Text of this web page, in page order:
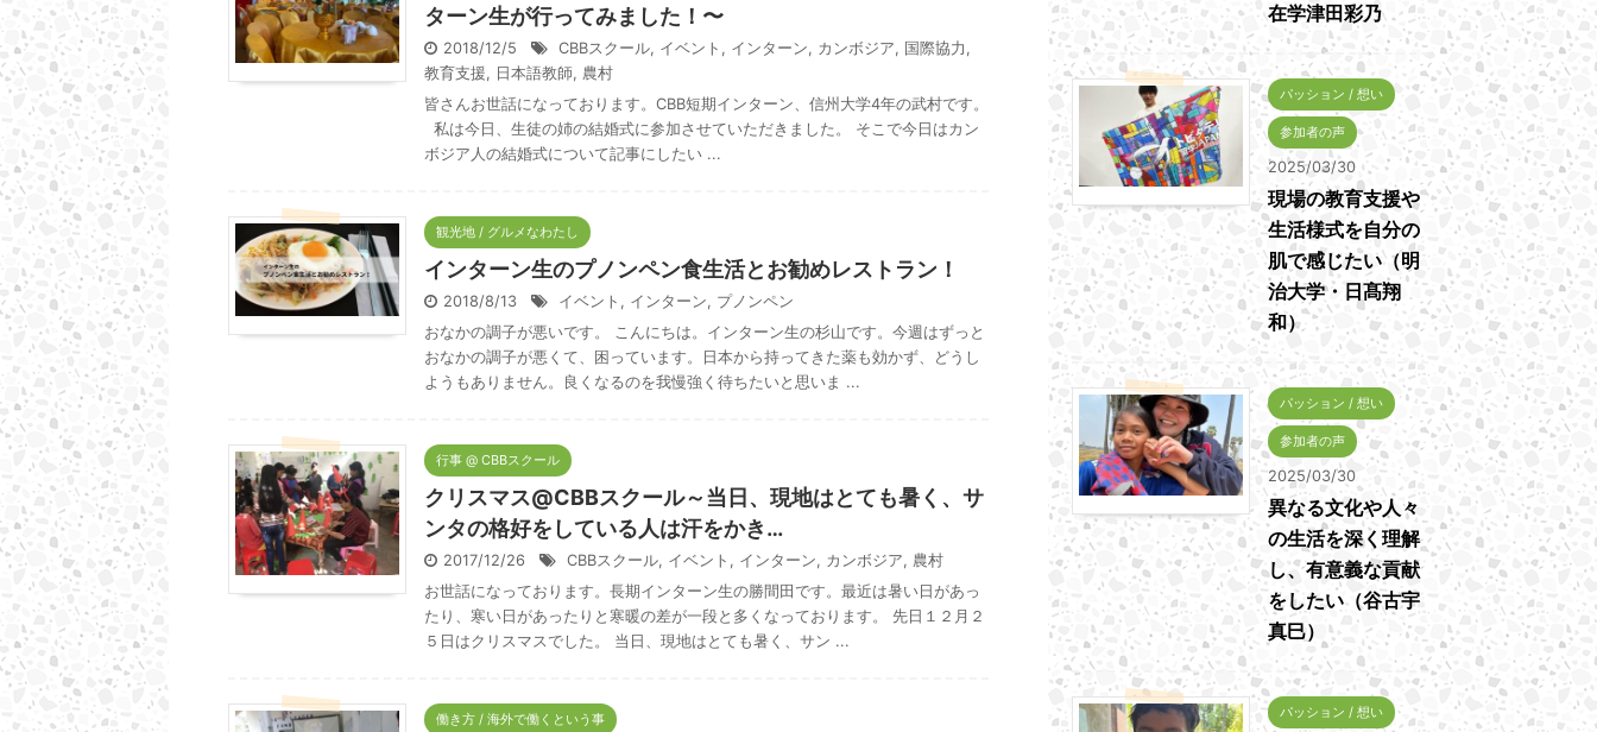
ターン生が行ってみました！〜
2018/12/5 CBBスクール, イベント , インターン, カンボジア, 国際協力 ,
教育支援, 日本語教師, 農村
皆さんお世話になっております。CBB短期インターン、信州大学4年の武村です。
私は今日、生徒の姉の結婚式に参加させていただきました。 そこで今日はカン
ボジア人の結婚式について記事にしたい ...
観光地 / グルメなわたし
インターン生のプノンペン食生活とお勧めレストラン！
2018/8/13 イベント , インターン, プノンペン
おなかの調子が悪いです。 こんにちは。インターン生の杉山です。今週はずっと
おなかの調子が悪くて、困っています。日本から持ってきた薬も効かず、どうし
ようもありません。良くなるのを我慢強く待ちたいと思いま ...
行事 @ CBBスクール
クリスマス@CBBスクール～当日、現地はとても暑く、サ
ンタの格好をしている人は汗をかき…
2017/12/26 CBBスクール, イベント , インターン, カンボジア, 農村
お世話になっております。長期インターン生の勝間田です。最近は暑い日があっ
たり、寒い日があったりと寒暖の差が一段と多くなっております。 先日１２月２
５日はクリスマスでした。 当日、現地はとても暑く、サン ...
働き方 / 海外で働くという事
在学津田彩乃
パッション / 想い
参加者の声
2025/03/30
現場の教育支援や
生活様式を自分の
肌で感じたい（明
治大学・日髙翔
和）
パッション / 想い
参加者の声
2025/03/30
異なる文化や人々
の生活を深く理解
し、有意義な貢献
をしたい（谷古宇
真巳）
パッション / 想い